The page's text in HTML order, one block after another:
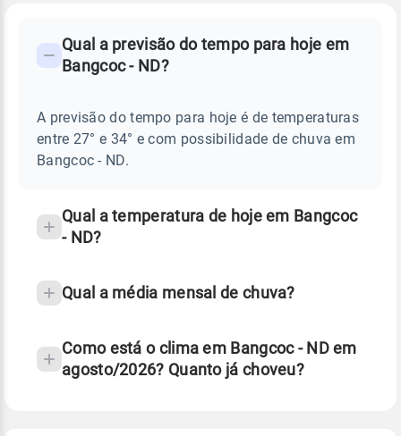
PREVISÃO
TEMPO
BANGCOC
Perguntas
sobre
chuva
Qual a previsão do tempo para hoje em
Bangcoc - ND?
A previsão do tempo para hoje é de temperaturas
entre 27° e 34° e com possibilidade de chuva em
Bangcoc - ND.
Qual a temperatura de hoje em Bangcoc
- ND?
Qual a média mensal de chuva?
Como está o clima em Bangcoc - ND em
agosto/2026? Quanto já choveu?